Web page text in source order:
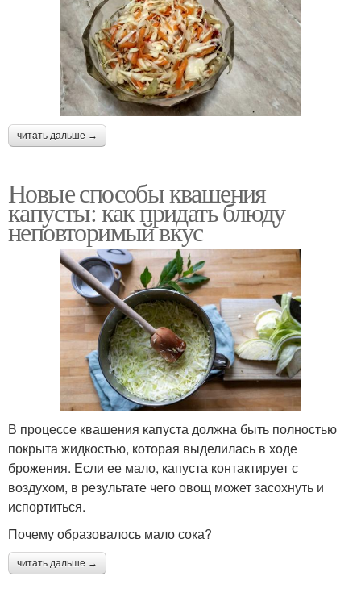
читать дальше →
Новые способы квашения
капусты: как придать блюду
неповторимый вкус
В процессе квашения капуста должна быть полностью
покрыта жидкостью, которая выделилась в ходе
брожения. Если ее мало, капуста контактирует с
воздухом, в результате чего овощ может засохнуть и
испортиться.
Почему образовалось мало сока?
читать дальше →